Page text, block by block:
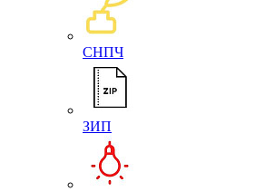
СНПЧ
ЗИП